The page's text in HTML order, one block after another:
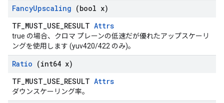
FancyUpscaling (bool x)
TF_MUST_USE_RESULT Attrs
true の場合、クロマ プレーンの低速だが優れたアップスケーリ
ングを使用します (yuv420/422 のみ)。
Ratio (int64 x)
TF_MUST_USE_RESULT Attrs
ダウンスケーリング率。